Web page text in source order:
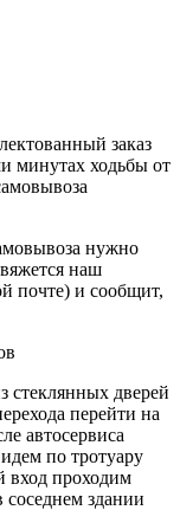
заказ
минутах ходьбы от
нужно
наш
почте) и сообщит,
стеклянных дверей
перейти на
автосервиса
по тротуару
вход проходим
соседнем здании